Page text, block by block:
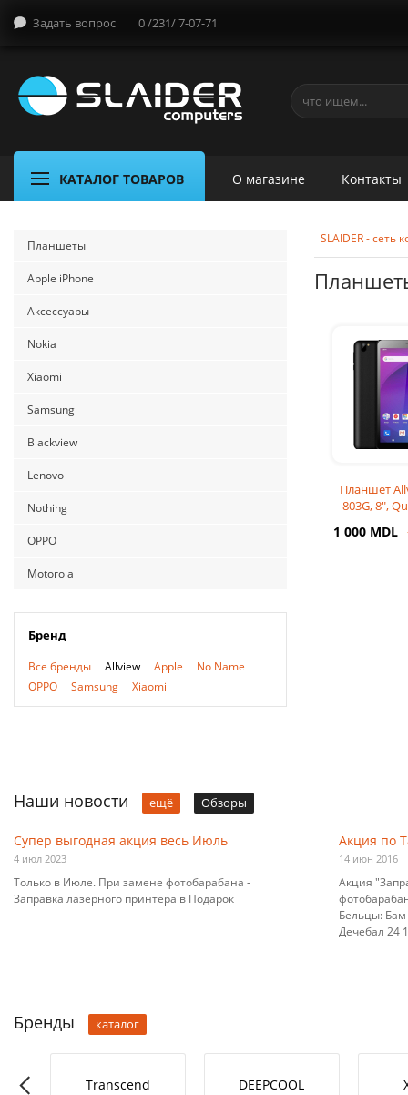
Задать вопрос 0 /231/ 7-07-71
КАТАЛОГ ТОВАРОВ О магазине Контакты
Планшеты
Apple iPhone
Аксессуары
Nokia
Xiaomi
Samsung
Blackview
Lenovo
Nothing
OPPO
Motorola
Бренд
Все бренды Allview Apple
No Name
OPPO
Samsung Xiaomi
SLAIDER - сеть
Планшет
803G, 8",
1 000 MDL
Наши новости ещё Обзоры
Супер выгодная акция весь Июль
4 июл 2023
Только в Июле. При замене фотобарабана -
Заправка лазерного принтера в Подарок
Акция по
14 июн 2016
Акция
Бельцы: Бам
Дечебал 24
Бренды каталог
L Transcend DEEPCOOL